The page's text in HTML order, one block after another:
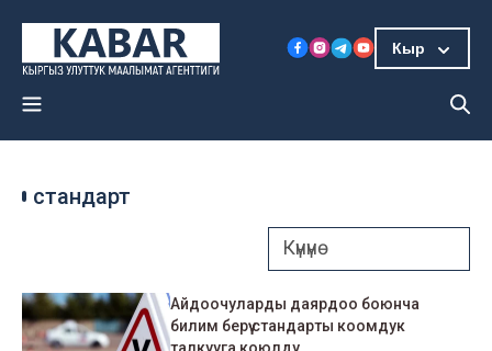
Кыр
стандарт
Айдоочуларды даярдоо боюнча
билим берүү стандарты коомдук
талкууга коюлду